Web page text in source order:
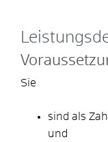
Sie
sind als
und